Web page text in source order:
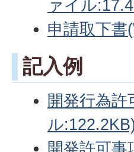
ァイル
申請取下書
記入例
開発行為
ル
開発許可